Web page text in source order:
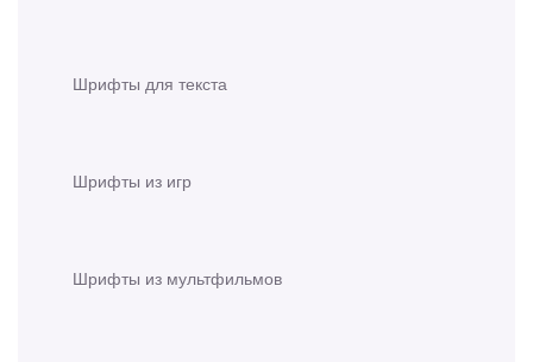
Шрифты для текста
Шрифты из игр
Шрифты из мультфильмов